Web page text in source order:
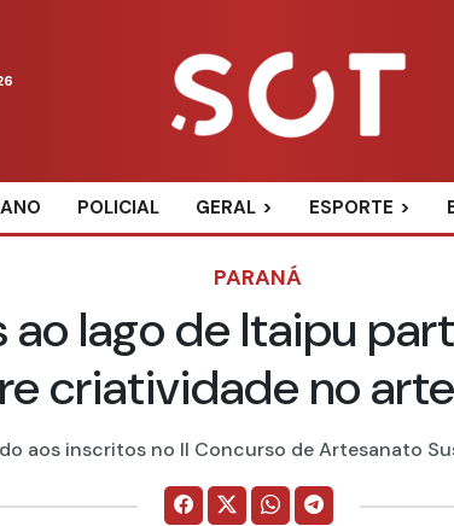
POLICIAL GERAL ESPORTE
PARANÁ
ao lago de Itaipu
criatividade no
aos inscritos no II Concurso de Artesanato